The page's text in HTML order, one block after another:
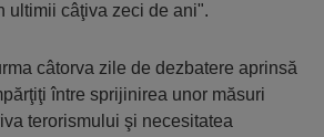
ultimii câţiva zeci de ani".
câtorva zile de dezbatere aprinsă
între sprijinirea unor măsuri
terorismului şi necesitatea